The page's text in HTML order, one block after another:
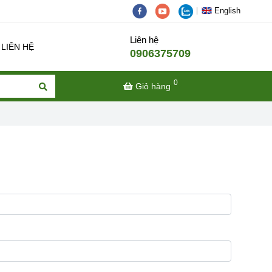
English
LIÊN HỆ
Liên hệ
0906375709
Giỏ hàng 0